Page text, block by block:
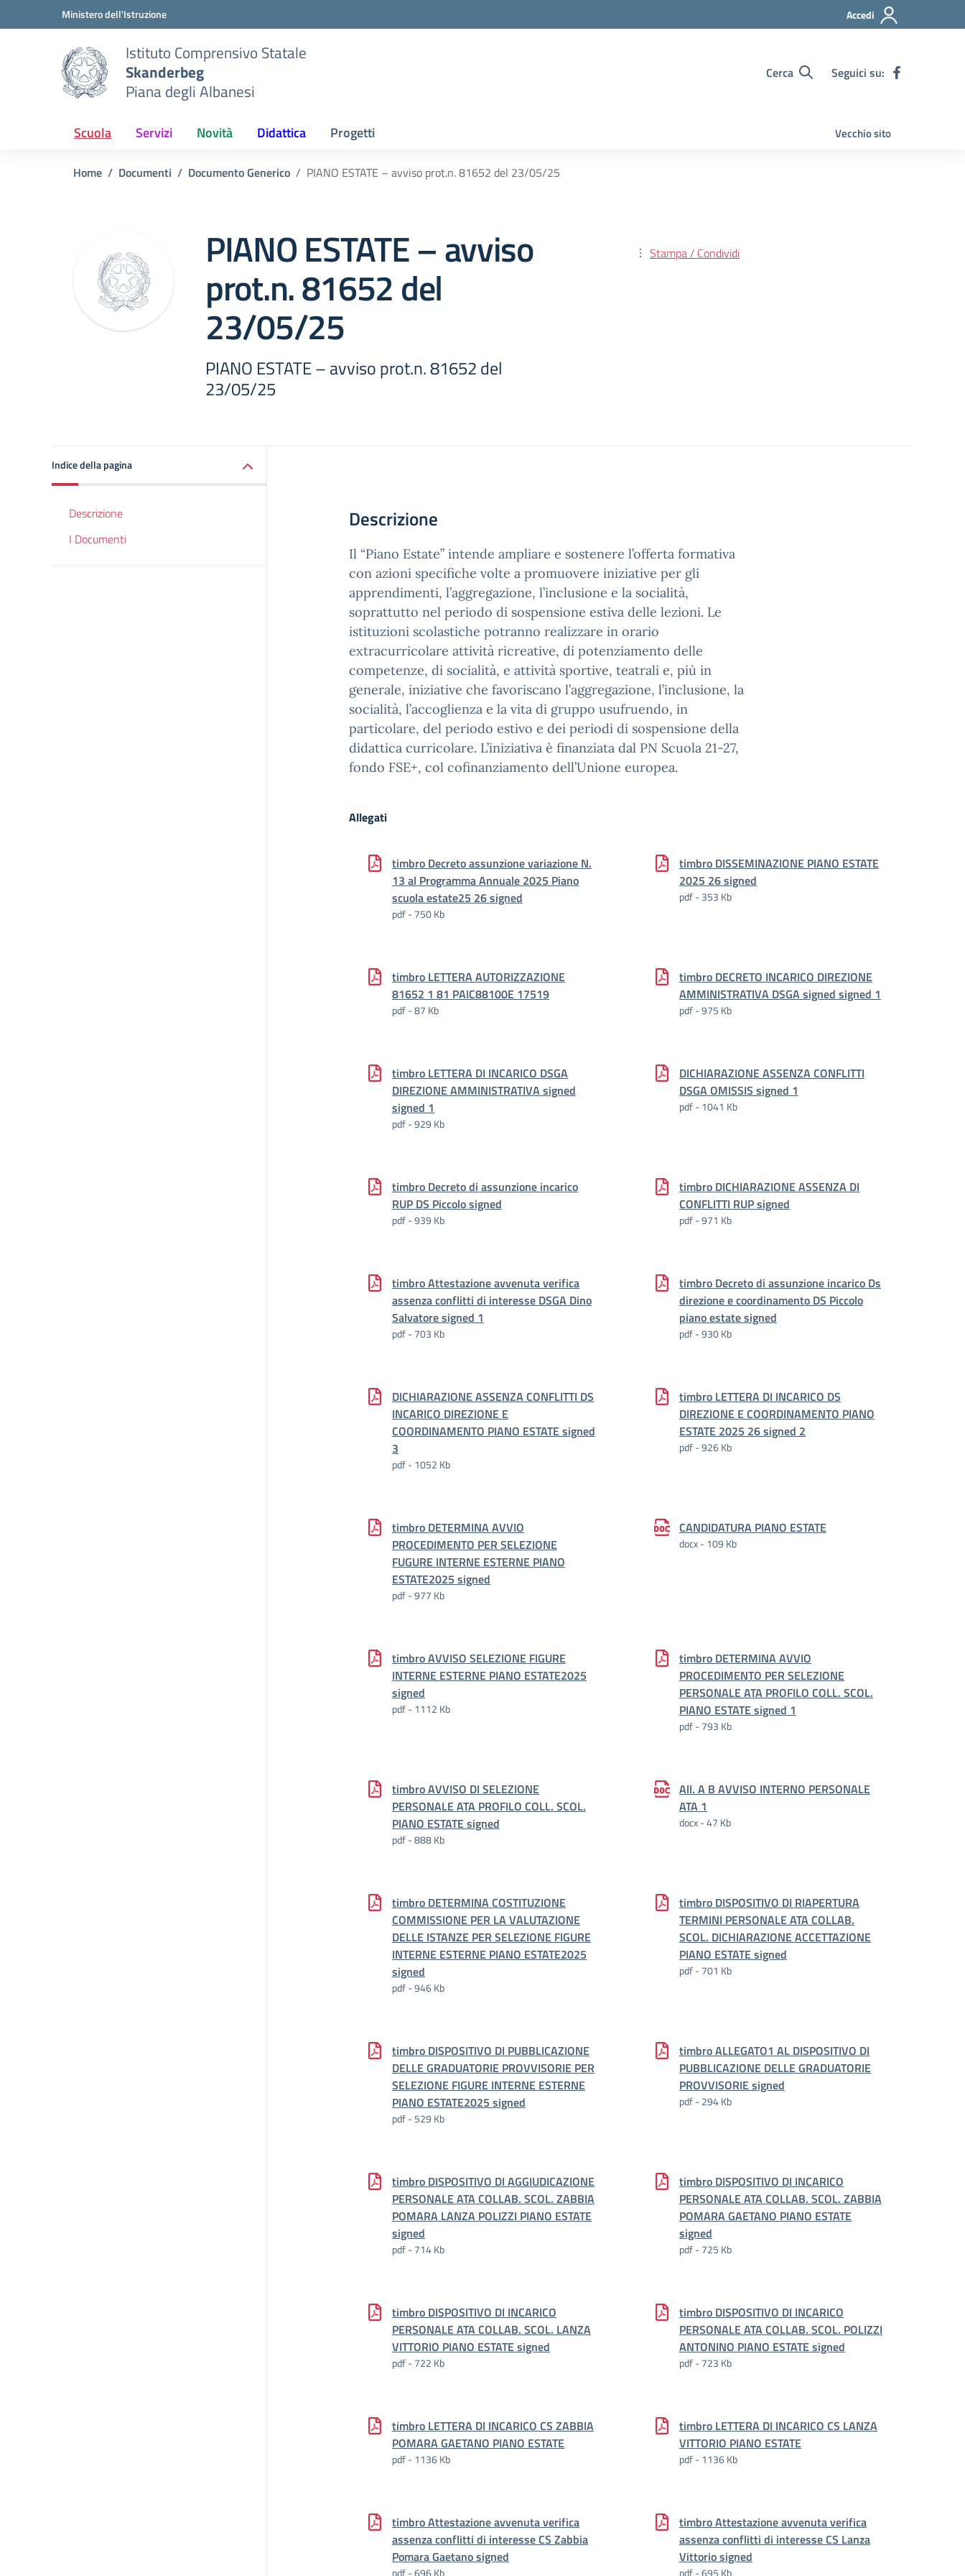
Vai ai contenuti
Vai al menu di navigazione
Ministero dell'Istruzione Accedi
Istituto Comprensivo Statale
Skanderbeg
Piana degli Albanesi
Cerca Seguici su:
Scuola Servizi Novità Didattica Progetti Vecchio sito
Home Documenti Documento Generico PIANO ESTATE – avviso prot.n. 81652 del 23/05/25
PIANO ESTATE – avviso
prot.n. 81652 del
23/05/25
PIANO ESTATE – avviso prot.n. 81652 del
23/05/25
Stampa / Condividi
Indice della pagina
Descrizione
I Documenti
Descrizione
Il “Piano Estate” intende ampliare e sostenere l’offerta formativa
con azioni specifiche volte a promuovere iniziative per gli
apprendimenti, l’aggregazione, l’inclusione e la socialità,
soprattutto nel periodo di sospensione estiva delle lezioni. Le
istituzioni scolastiche potranno realizzare in orario
extracurricolare attività ricreative, di potenziamento delle
competenze, di socialità, e attività sportive, teatrali e, più in
generale, iniziative che favoriscano l’aggregazione, l’inclusione, la
socialità, l’accoglienza e la vita di gruppo usufruendo, in
particolare, del periodo estivo e dei periodi di sospensione della
didattica curricolare. L’iniziativa è finanziata dal PN Scuola 21-27,
fondo FSE+, col cofinanziamento dell’Unione europea.
Allegati
timbro Decreto assunzione variazione N.
13 al Programma Annuale 2025 Piano
scuola estate25 26 signed
pdf - 750 Kb
timbro DISSEMINAZIONE PIANO ESTATE
2025 26 signed
pdf - 353 Kb
timbro LETTERA AUTORIZZAZIONE
81652 1 81 PAIC88100E 17519
pdf - 87 Kb
timbro DECRETO INCARICO DIREZIONE
AMMINISTRATIVA DSGA signed signed 1
pdf - 975 Kb
timbro LETTERA DI INCARICO DSGA
DIREZIONE AMMINISTRATIVA signed
signed 1
pdf - 929 Kb
DICHIARAZIONE ASSENZA CONFLITTI
DSGA OMISSIS signed 1
pdf - 1041 Kb
timbro Decreto di assunzione incarico
RUP DS Piccolo signed
pdf - 939 Kb
timbro DICHIARAZIONE ASSENZA DI
CONFLITTI RUP signed
pdf - 971 Kb
timbro Attestazione avvenuta verifica
assenza conflitti di interesse DSGA Dino
Salvatore signed 1
pdf - 703 Kb
timbro Decreto di assunzione incarico Ds
direzione e coordinamento DS Piccolo
piano estate signed
pdf - 930 Kb
DICHIARAZIONE ASSENZA CONFLITTI DS
INCARICO DIREZIONE E
COORDINAMENTO PIANO ESTATE signed
3
pdf - 1052 Kb
timbro LETTERA DI INCARICO DS
DIREZIONE E COORDINAMENTO PIANO
ESTATE 2025 26 signed 2
pdf - 926 Kb
timbro DETERMINA AVVIO
PROCEDIMENTO PER SELEZIONE
FUGURE INTERNE ESTERNE PIANO
ESTATE2025 signed
pdf - 977 Kb
CANDIDATURA PIANO ESTATE
docx - 109 Kb
timbro AVVISO SELEZIONE FIGURE
INTERNE ESTERNE PIANO ESTATE2025
signed
pdf - 1112 Kb
timbro DETERMINA AVVIO
PROCEDIMENTO PER SELEZIONE
PERSONALE ATA PROFILO COLL. SCOL.
PIANO ESTATE signed 1
pdf - 793 Kb
timbro AVVISO DI SELEZIONE
PERSONALE ATA PROFILO COLL. SCOL.
PIANO ESTATE signed
pdf - 888 Kb
All. A B AVVISO INTERNO PERSONALE
ATA 1
docx - 47 Kb
timbro DETERMINA COSTITUZIONE
COMMISSIONE PER LA VALUTAZIONE
DELLE ISTANZE PER SELEZIONE FIGURE
INTERNE ESTERNE PIANO ESTATE2025
signed
pdf - 946 Kb
timbro DISPOSITIVO DI RIAPERTURA
TERMINI PERSONALE ATA COLLAB.
SCOL. DICHIARAZIONE ACCETTAZIONE
PIANO ESTATE signed
pdf - 701 Kb
timbro DISPOSITIVO DI PUBBLICAZIONE
DELLE GRADUATORIE PROVVISORIE PER
SELEZIONE FIGURE INTERNE ESTERNE
PIANO ESTATE2025 signed
pdf - 529 Kb
timbro ALLEGATO1 AL DISPOSITIVO DI
PUBBLICAZIONE DELLE GRADUATORIE
PROVVISORIE signed
pdf - 294 Kb
timbro DISPOSITIVO DI AGGIUDICAZIONE
PERSONALE ATA COLLAB. SCOL. ZABBIA
POMARA LANZA POLIZZI PIANO ESTATE
signed
pdf - 714 Kb
timbro DISPOSITIVO DI INCARICO
PERSONALE ATA COLLAB. SCOL. ZABBIA
POMARA GAETANO PIANO ESTATE
signed
pdf - 725 Kb
timbro DISPOSITIVO DI INCARICO
PERSONALE ATA COLLAB. SCOL. LANZA
VITTORIO PIANO ESTATE signed
pdf - 722 Kb
timbro DISPOSITIVO DI INCARICO
PERSONALE ATA COLLAB. SCOL. POLIZZI
ANTONINO PIANO ESTATE signed
pdf - 723 Kb
timbro LETTERA DI INCARICO CS ZABBIA
POMARA GAETANO PIANO ESTATE
pdf - 1136 Kb
timbro LETTERA DI INCARICO CS LANZA
VITTORIO PIANO ESTATE
pdf - 1136 Kb
timbro Attestazione avvenuta verifica
assenza conflitti di interesse CS Zabbia
Pomara Gaetano signed
pdf - 696 Kb
timbro Attestazione avvenuta verifica
assenza conflitti di interesse CS Lanza
Vittorio signed
pdf - 695 Kb